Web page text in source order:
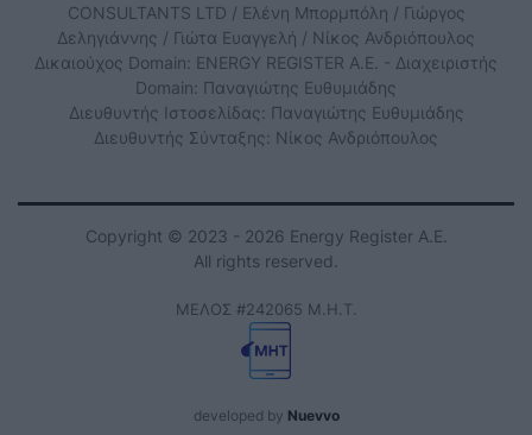
CONSULTANTS LTD / Ελένη Μπορμπόλη / Γιώργος
Δεληγιάννης / Γιώτα Ευαγγελή / Νίκος Ανδριόπουλος
Δικαιούχος Domain: ENERGY REGISTER Α.Ε. - Διαχειριστής
Domain: Παναγιώτης Ευθυμιάδης
Διευθυντής Ιστοσελίδας: Παναγιώτης Ευθυμιάδης
Διευθυντής Σύνταξης: Νίκος Ανδριόπουλος
Copyright © 2023 - 2026 Energy Register Α.Ε.
All rights reserved.
ΜΕΛΟΣ #242065 Μ.Η.Τ.
developed by Nuevvo